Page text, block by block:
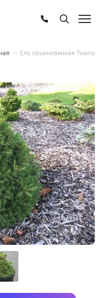
— Ель обыкновенная Томпа